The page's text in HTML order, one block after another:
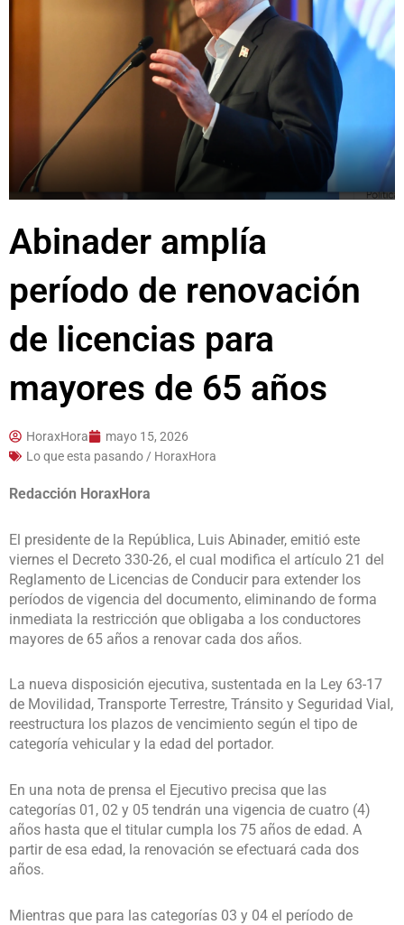
Abinader amplía
período de renovación
de licencias para
mayores de 65 años
HoraxHora
mayo 15, 2026
Lo que esta pasando / HoraxHora
Redacción HoraxHora
El presidente de la República, Luis Abinader, emitió este
viernes el Decreto 330-26, el cual modifica el artículo 21 del
Reglamento de Licencias de Conducir para extender los
períodos de vigencia del documento, eliminando de forma
inmediata la restricción que obligaba a los conductores
mayores de 65 años a renovar cada dos años.
La nueva disposición ejecutiva, sustentada en la Ley 63-17
de Movilidad, Transporte Terrestre, Tránsito y Seguridad Vial,
reestructura los plazos de vencimiento según el tipo de
categoría vehicular y la edad del portador.
En una nota de prensa el Ejecutivo precisa que las
categorías 01, 02 y 05 tendrán una vigencia de cuatro (4)
años hasta que el titular cumpla los 75 años de edad. A
partir de esa edad, la renovación se efectuará cada dos
años.
Mientras que para las categorías 03 y 04 el período de